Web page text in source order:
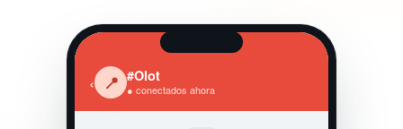
‹ 📍 #Olot
● conectados ahora